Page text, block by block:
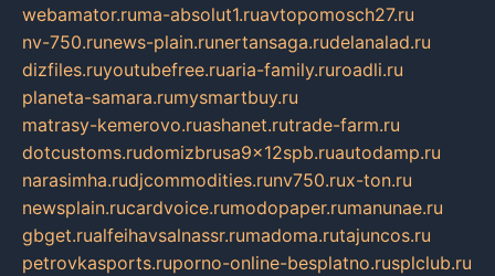
webamator.ruma-absolut1.ruavtopomosch27.ru
nv-750.runews-plain.runertansaga.rudelanalad.ru
dizfiles.ruyoutubefree.ruaria-family.ruroadli.ru
planeta-samara.rumysmartbuy.ru
matrasy-kemerovo.ruashanet.rutrade-farm.ru
dotcustoms.rudomizbrusa9x12spb.ruautodamp.ru
narasimha.rudjcommodities.runv750.rux-ton.ru
newsplain.rucardvoice.rumodopaper.rumanunae.ru
gbget.rualfeihavsalnassr.rumadoma.rutajuncos.ru
petrovkasports.ruporno-online-besplatno.rusplclub.ru